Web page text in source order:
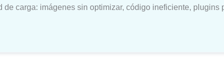
de carga: imágenes sin optimizar, código ineficiente,